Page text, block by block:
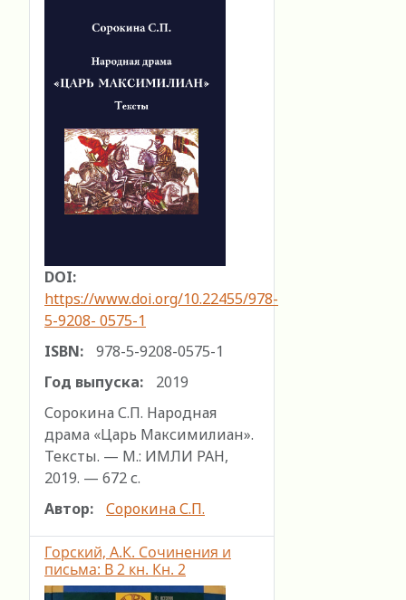
DOI:
https://www.doi.org/10.22455/978-
5-9208- 0575-1
ISBN:
978-5-9208-0575-1
Год выпуска:
2019
Сорокина С.П. Народная
драма «Царь Максимилиан».
Тексты. — М.: ИМЛИ РАН,
2019. — 672 с.
Автор:
Сорокина С.П.
Горский, А.К. Сочинения и
письма: В 2 кн. Кн. 2